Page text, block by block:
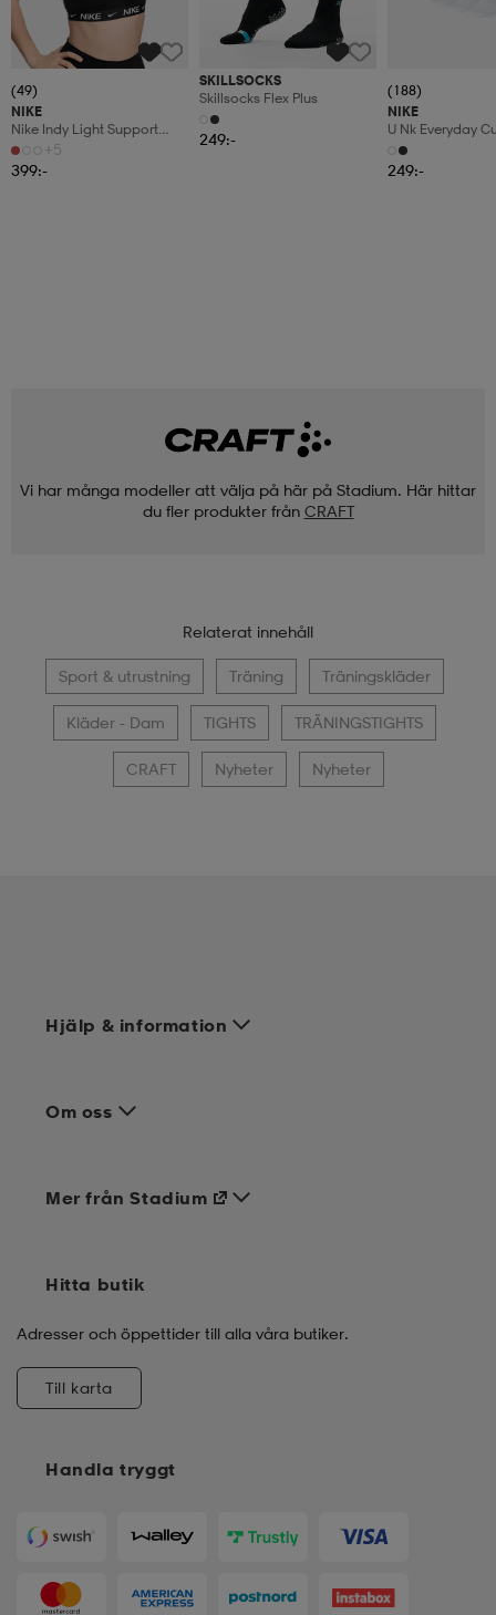
(49)
NIKE
Nike Indy Light Support
Women's Pad
+5
399:-
SKILLSOCKS
Skillsocks Flex Plus
249:-
(188)
NIKE
U Nk Everyday
6pr-Bd
249:-
Vi har många modeller att välja på här på Stadium. Här hittar
du fler produkter från CRAFT
Relaterat innehåll
Sport & utrustning Träning Träningskläder
Kläder - Dam TIGHTS TRÄNINGSTIGHTS
CRAFT Nyheter Nyheter
Hjälp & information
Om oss
Handla tryggt
Mer från Stadium
Hitta butik
Adresser och öppettider till alla våra butiker.
Till karta